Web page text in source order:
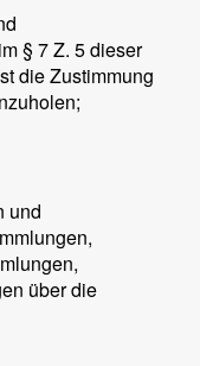
§ 7 Z. 5 dieser
die Zustimmung
und
über die